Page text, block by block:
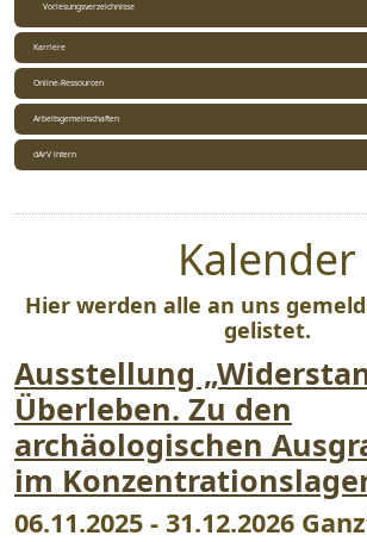
Vorlesungsverzeichnisse
Karriere
Online-Ressourcen
Arbeitsgemeinschaften
dArV intern
Kalender
Hier werden alle an uns
gelistet.
Ausstellung
Überleben. Zu den
archäologischen
im
06.11.2025 - 31.12.2026